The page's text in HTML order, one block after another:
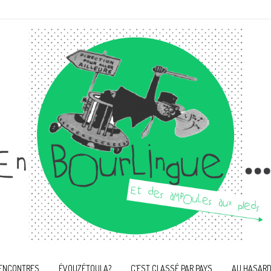
ÉVOUZÉTOULA? C’EST CLASSÉ PAR PAYS AU